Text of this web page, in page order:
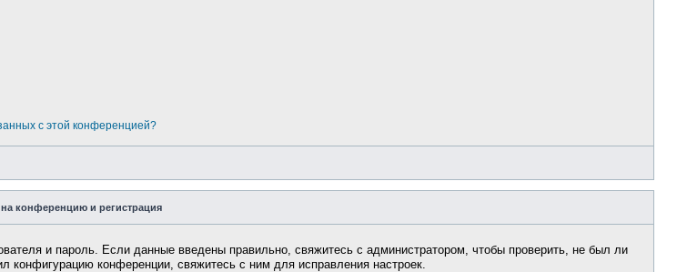
с этой конференцией?
конференцию и регистрация
и пароль. Если данные введены правильно, свяжитесь с администратором, чтобы проверить, не был ли
конфигурацию конференции, свяжитесь с ним для исправления настроек.